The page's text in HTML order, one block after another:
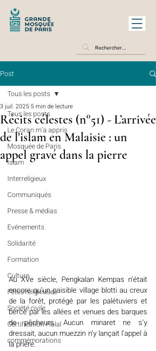
Post
Tous les posts
Le Coran m’a appris
Mosquée de Paris
Islam
Interreligieux
Communiqués
Presse & médias
Evénements
Solidarité
Formation
Culture
Fêtes religieuses
Société civile
Certification Halal
commémorations
Tous les posts
Récits célestes (n°51) - L’arrivée
de l'islam en Malaisie : un
appel gravé dans la pierre
3 juil. 2025 5 min de lecture
Au XVe siècle, Pengkalan Kempas n’était
encore qu’un paisible village blotti au creux
de la forêt, protégé par les palétuviers et
bercé par les allées et venues des barques
de pêcheurs. Aucun minaret ne s’y
dressait, aucun muezzin n’y lançait l’appel à
la prière.